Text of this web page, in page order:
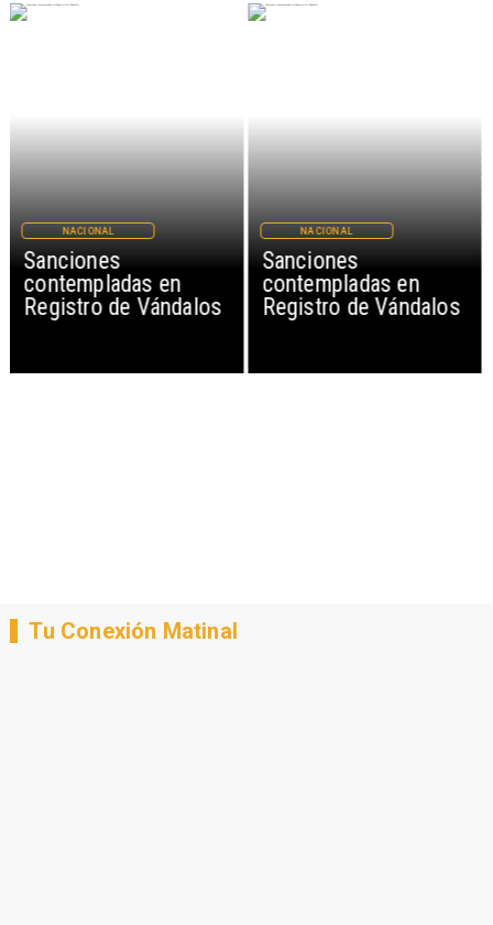
Sanciones
contempladas en
Registro de Vándalos
NACIONAL
Sanciones
contempladas en
Registro de Vándalos
NACIONAL
Tu Conexión Matinal